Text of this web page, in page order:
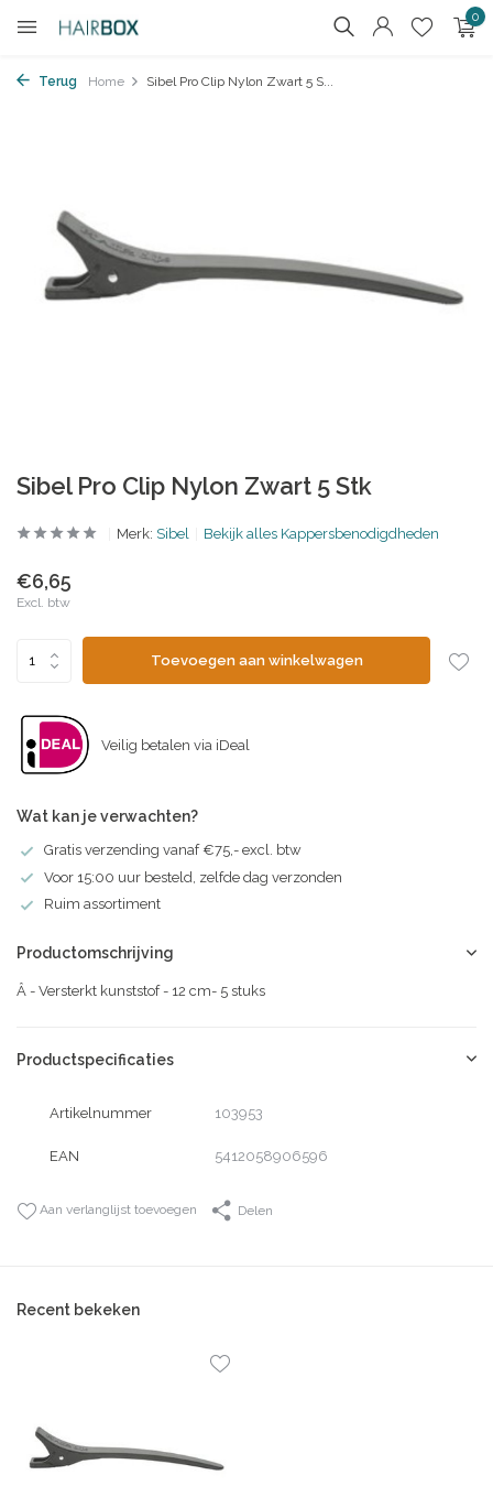
0
Terug Home Sibel Pro Clip Nylon Zwart 5 S...
Sibel Pro Clip Nylon Zwart 5 Stk
Merk: Sibel Bekijk alles Kappersbenodigdheden
€6,65
Excl. btw
Toevoegen aan winkelwagen
Veilig betalen via iDeal
Wat kan je verwachten?
Gratis verzending vanaf €75,- excl. btw
Voor 15:00 uur besteld, zelfde dag verzonden
Ruim assortiment
Productomschrijving
Â - Versterkt kunststof - 12 cm- 5 stuks
Productspecificaties
Artikelnummer 103953
EAN 5412058906596
Aan verlanglijst toevoegen Delen
Recent bekeken